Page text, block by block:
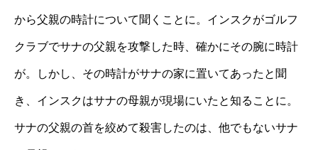
から父親の時計について聞くことに。インスクがゴルフ
クラブでサナの父親を攻撃した時、確かにその腕に時計
が。しかし、その時計がサナの家に置いてあったと聞
き、インスクはサナの母親が現場にいたと知ることに。
サナの父親の首を絞めて殺害したのは、他でもないサナ